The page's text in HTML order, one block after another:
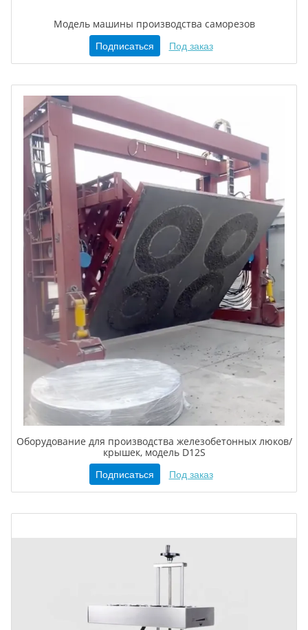
Модель машины производства саморезов
Подписаться Под заказ
Оборудование для производства железобетонных люков/
крышек, модель D12S
Подписаться Под заказ